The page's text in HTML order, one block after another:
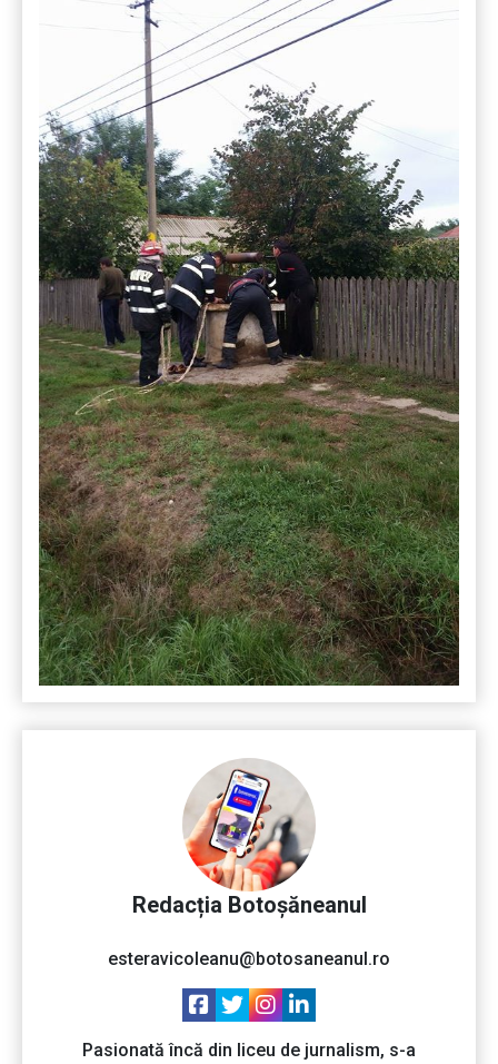
Redacția Botoșăneanul
esteravicoleanu@botosaneanul.ro
Pasionată încă din liceu de jurnalism, s-a